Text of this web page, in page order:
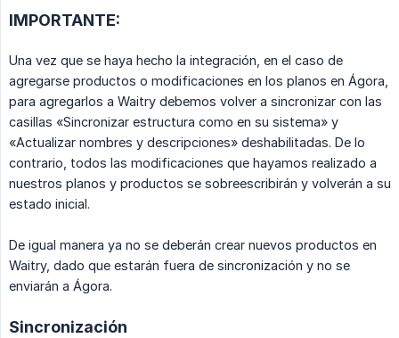
IMPORTANTE:
Una vez que se haya hecho la integración, en el caso de
agregarse productos o modificaciones en los planos en Ágora,
para agregarlos a Waitry debemos volver a sincronizar con las
casillas «Sincronizar estructura como en su sistema» y
«Actualizar nombres y descripciones» deshabilitadas. De lo
contrario, todos las modificaciones que hayamos realizado a
nuestros planos y productos se sobreescribirán y volverán a su
estado inicial.
De igual manera ya no se deberán crear nuevos productos en
Waitry, dado que estarán fuera de sincronización y no se
enviarán a Ágora.
Sincronización